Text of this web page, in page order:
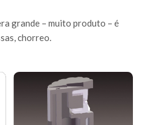
grande – muito produto – é
chorreo.